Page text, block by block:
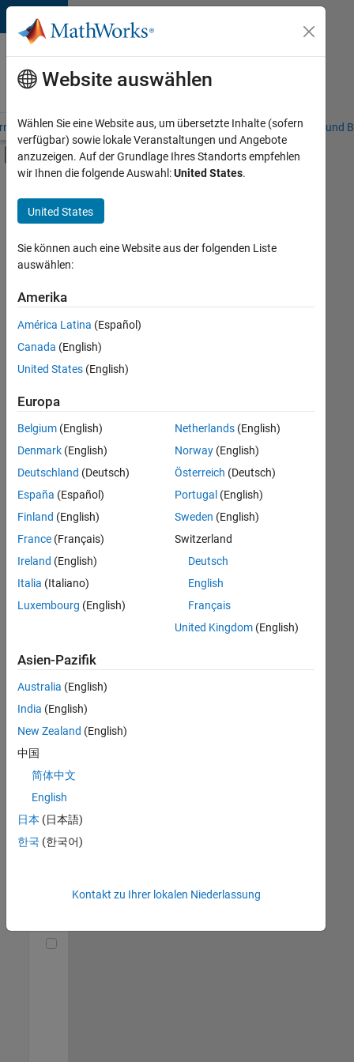
Weiter zum Inhalt
Karriere
bei
MathWorks
– Übersicht Stellensuche Niederlassungen Studierende und
Umschaltung für Off-Canvas-
Hauptinhalt
Ausgewählte
speichern
Es
nicht
alle
Stellen
übersetzt.
Sie
nach
einem
Standort,
um
alle
in
Ihrer
Region
Account
Manager -
Commercial
(m/f/d)
DE-München
Senior Utilities and Energy Market Developer (m/f/d)
and Energy
Market
Developer
Marketing |
Website auswählen
Wählen Sie eine Website aus, um übersetzte Inhalte (sofern
verfügbar) sowie lokale Veranstaltungen und Angebote
anzuzeigen. Auf der Grundlage Ihres Standorts empfehlen
wir Ihnen die folgende Auswahl:United States.
United States
Sie können auch eine Website aus der folgenden Liste
auswählen:
Amerika
América Latina (Español)
Canada (English)
United States (English)
Europa
Belgium (English)
Denmark (English)
Deutschland (Deutsch)
España (Español)
Finland (English)
France (Français)
Ireland (English)
Italia (Italiano)
Luxembourg (English)
Netherlands(English)
Norway(English)
Österreich (Deutsch)
Portugal (English)
Sweden (English)
Switzerland
Deutsch
English
Français
United Kingdom(English)
Asien-Pazifik
Australia (English)
India (English)
New Zealand (English)
中国
简体中文
English
日本 (日本語)
한국 (한국어)
Kontakt zu Ihrer lokalen Niederlassung